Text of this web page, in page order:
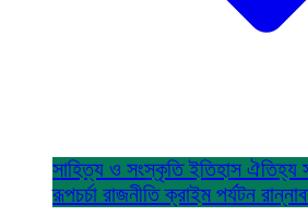
সাহিত্য ও সংস্কৃতিইতিহাস ঐতিহ্য
রূপচর্চা রাজনীতিক্রাইম পর্যটন